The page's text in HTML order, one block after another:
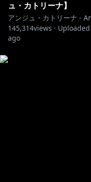
https://twitter.com/
その他音楽：DOVA-
ュ・カトリーナ】
アンジュ・カトリーナ -
145,314views · Uploaded
ago